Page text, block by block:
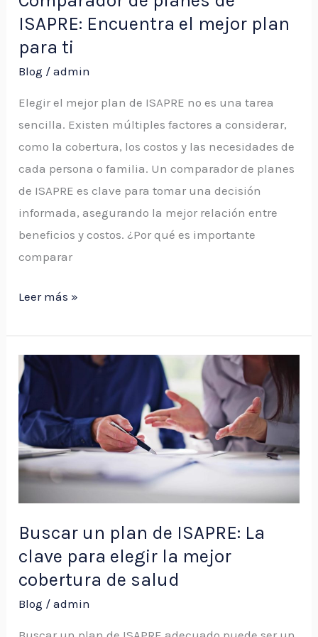
ISAPRE: Encuentra el mejor plan
para ti
Blog /admin
Elegir el mejor plan de ISAPRE no es una tarea
sencilla. Existen múltiples factores a considerar,
como la cobertura, los costos y las necesidades de
cada persona o familia. Un comparador de planes
de ISAPRE es clave para tomar una decisión
informada, asegurando la mejor relación entre
beneficios y costos. ¿Por qué es importante
comparar
ti
Leer más »
Buscar un plan de ISAPRE: La
clave para elegir la mejor
cobertura de salud
Blog /admin
Buscar
un
plan
de
ISAPRE:
La
elegir
la
mejor
cobertura
de